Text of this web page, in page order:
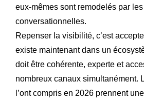
eux-mêmes sont remodelés par
conversationnelles.
Repenser la visibilité, c’est
existe maintenant dans un
doit être cohérente, experte et
nombreux canaux simultanément.
l’ont compris en 2026 prennent